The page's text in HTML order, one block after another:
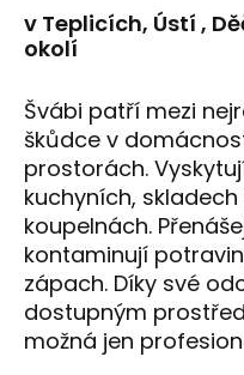
v Teplicích, Ústí ,
okolí
Švábi patří mezi
škůdce v
prostorách.
kuchyních,
koupelnách.
kontaminují
zápach. Díky své
dostupným
možná jen